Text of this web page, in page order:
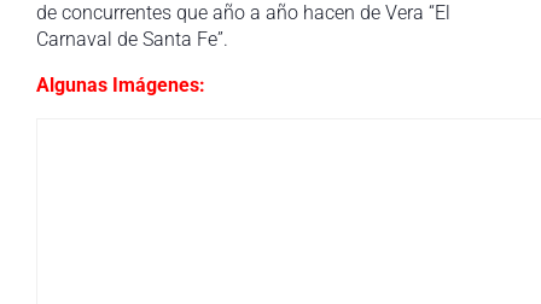
de concurrentes que año a año hacen de Vera “El
Carnaval de Santa Fe”.
Algunas Imágenes: